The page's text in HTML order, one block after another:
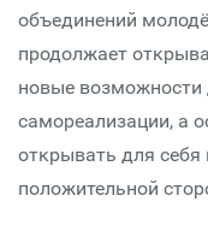
объединений
продолжает
новые возможности
самореализации, а
открывать для себя
положительной